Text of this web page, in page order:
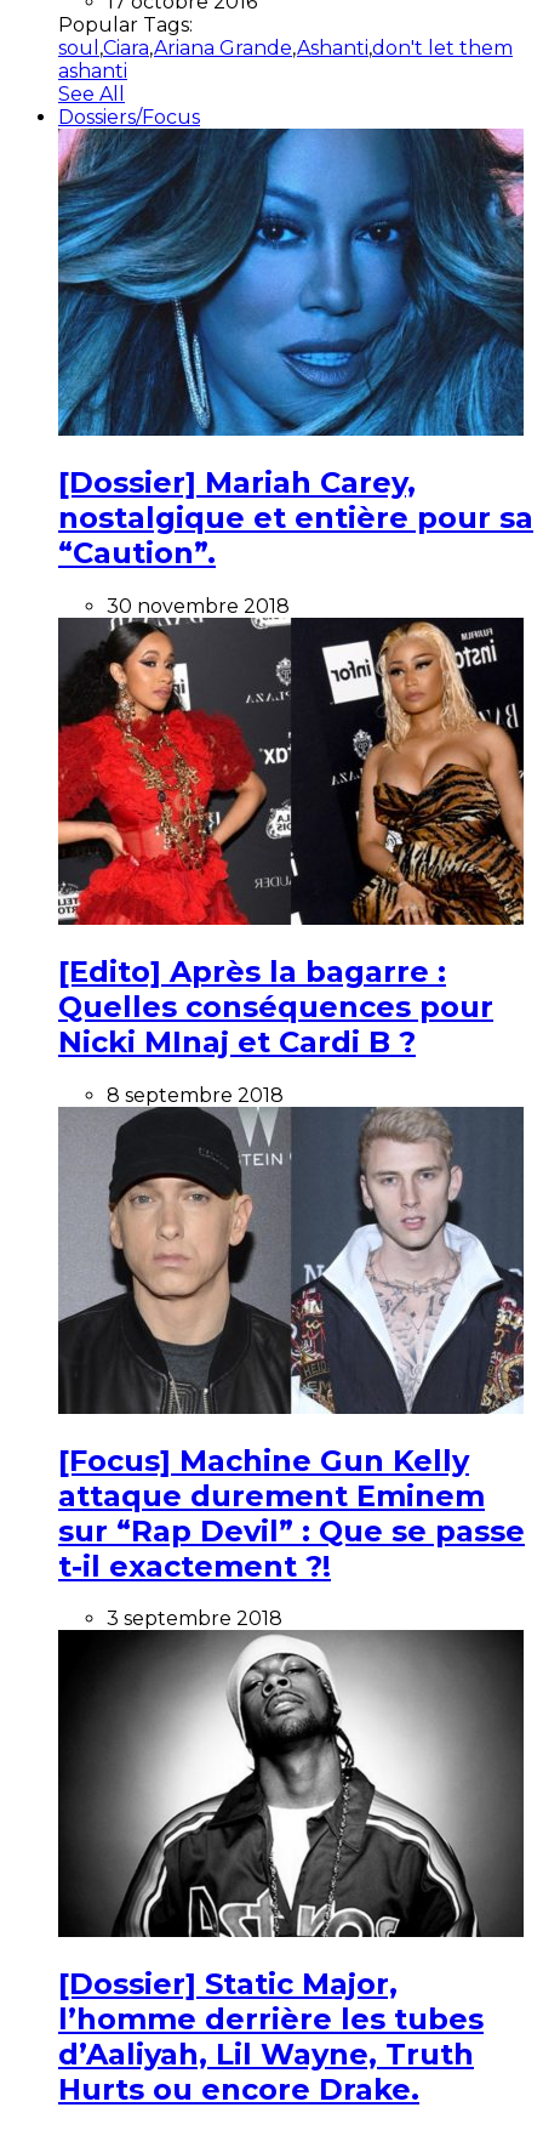
Popular Tags:
soul ,Ciara,Ariana Grande,Ashanti,don't let them
ashanti
See All
Dossiers/Focus
[Dossier] Mariah Carey,
nostalgique et entière pour sa
“Caution”.
30 novembre 2018
[Edito] Après la bagarre :
Quelles conséquences pour
Nicki MInaj et Cardi B ?
8 septembre 2018
[Focus] Machine Gun Kelly
attaque durement Eminem
sur “Rap Devil” : Que se passe
t-il exactement ?!
3 septembre 2018
[Dossier] Static Major,
l’homme derrière les tubes
d’Aaliyah, Lil Wayne, Truth
Hurts ou encore Drake.